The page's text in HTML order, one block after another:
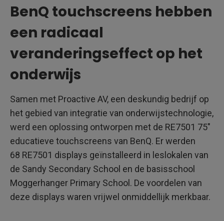
BenQ touchscreens hebben
een radicaal
veranderingseffect op het
onderwijs
Samen met Proactive AV, een deskundig bedrijf op
het gebied van integratie van onderwijstechnologie,
werd een oplossing ontworpen met de RE7501 75"
educatieve touchscreens van BenQ. Er werden
68 RE7501 displays geïnstalleerd in leslokalen van
de Sandy Secondary School en de basisschool
Moggerhanger Primary School. De voordelen van
deze displays waren vrijwel onmiddellijk merkbaar.